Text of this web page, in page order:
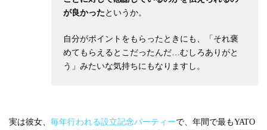
が良かった というか。
自分がポイントをもらったときにも、「それ褒
めてもらえるとこだったんだ…むしろありがと
う」みたいな気持ちにもなりますし。
実は彼女、 毎年行われる設立記念パーティーで、年間で最もYATO